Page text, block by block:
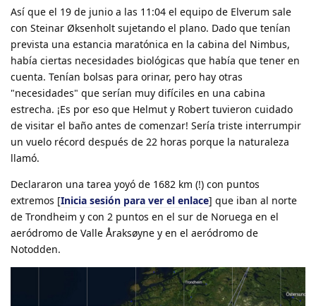
Así que el 19 de junio a las 11:04 el equipo de Elverum sale
con Steinar Øksenholt sujetando el plano. Dado que tenían
prevista una estancia maratónica en la cabina del Nimbus,
había ciertas necesidades biológicas que había que tener en
cuenta. Tenían bolsas para orinar, pero hay otras
"necesidades" que serían muy difíciles en una cabina
estrecha. ¡Es por eso que Helmut y Robert tuvieron cuidado
de visitar el baño antes de comenzar! Sería triste interrumpir
un vuelo récord después de 22 horas porque la naturaleza
llamó.
Declararon una tarea yoyó de 1682 km (!) con puntos
extremos [Inicia sesión para ver el enlace] que iban al norte
de Trondheim y con 2 puntos en el sur de Noruega en el
aeródromo de Valle Åraksøyne y en el aeródromo de
Notodden.